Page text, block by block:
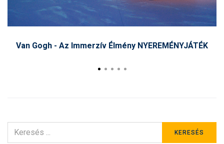
Van Gogh - Az Immerzív Élmény NYEREMÉNYJÁTÉK
ERRE:
KERESÉS